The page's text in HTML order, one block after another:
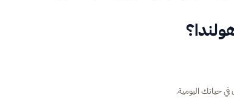
في حياتك اليومية.